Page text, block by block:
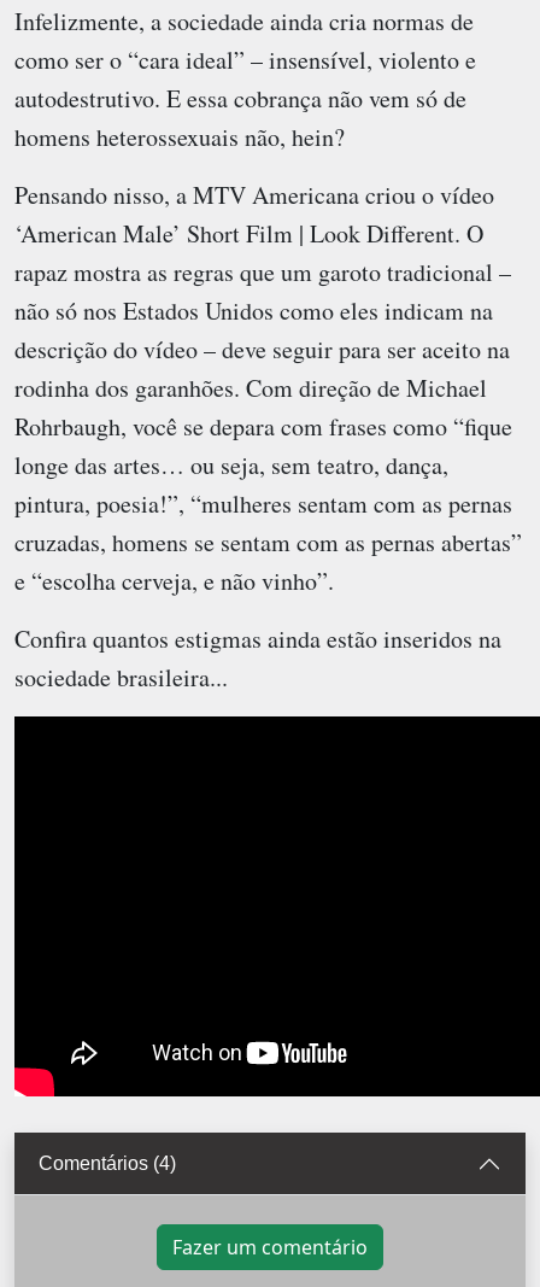
Infelizmente, a sociedade ainda cria normas de
como ser o “cara ideal” – insensível, violento e
autodestrutivo. E essa cobrança não vem só de
homens heterossexuais não, hein?
Pensando nisso, a MTV Americana criou o vídeo
‘American Male’ Short Film | Look Different. O
rapaz mostra as regras que um garoto tradicional –
não só nos Estados Unidos como eles indicam na
descrição do vídeo – deve seguir para ser aceito na
rodinha dos garanhões. Com direção de Michael
Rohrbaugh, você se depara com frases como “fique
longe das artes… ou seja, sem teatro, dança,
pintura, poesia!”, “mulheres sentam com as pernas
cruzadas, homens se sentam com as pernas abertas”
e “escolha cerveja, e não vinho”.
Confira quantos estigmas ainda estão inseridos na
sociedade brasileira...
Comentários (4)
Fazer um comentário